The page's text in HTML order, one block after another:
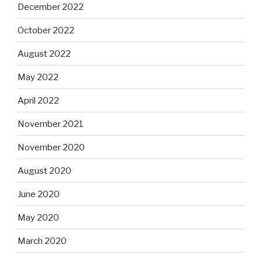
December 2022
October 2022
August 2022
May 2022
April 2022
November 2021
November 2020
August 2020
June 2020
May 2020
March 2020